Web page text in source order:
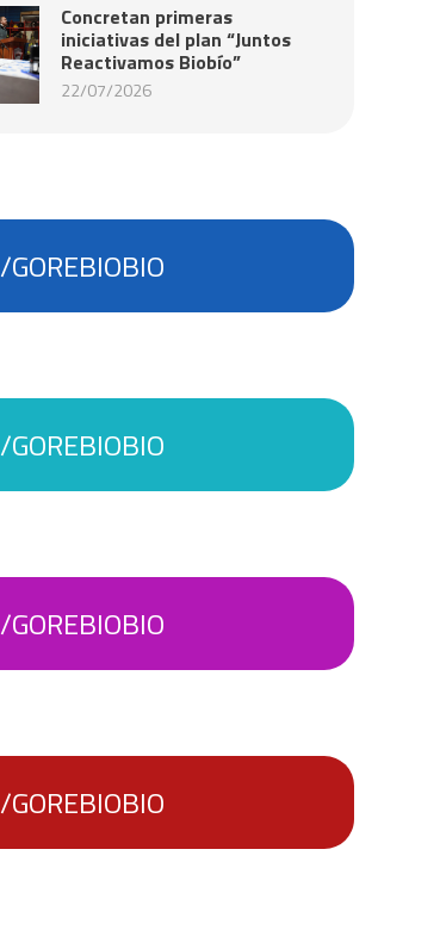
Concretan primeras
iniciativas del plan “Juntos
Reactivamos Biobío”
22/07/2026
/GOREBIOBIO
/GOREBIOBIO
/GOREBIOBIO
/GOREBIOBIO